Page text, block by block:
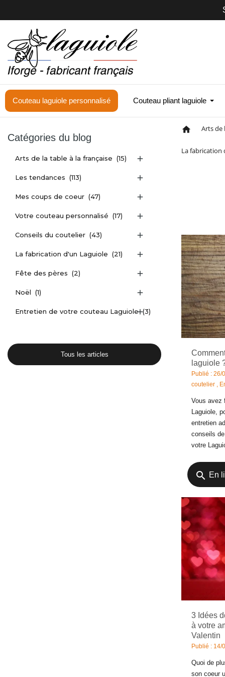
Couteau laguiole personnalisé Couteau pliant laguiole
Catégories du blog
Arts de la table à la française (15) 
Les tendances (113) 
Mes coups de coeur (47) 
Votre couteau personnalisé (17) 
Conseils du coutelier (43) 
La fabrication d'un Laguiole (21) 
Fête des pères (2) 
Noël (1) 
Entretien de votre couteau Laguiole (3)

Tous les articles
home Arts de
La fabrication
laguiole
Publié : 26/
coutelier ,
Vous avez
Laguiole,
entretien
conseils
votre
search En
3 Idées
à votre
Valentin
Publié : 14/
Quoi de
son coeur